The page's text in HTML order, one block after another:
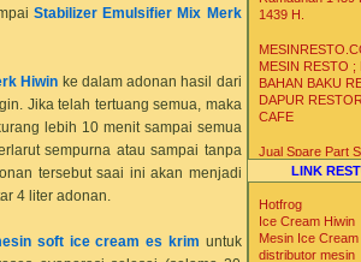
Stabilizer Emulsifier Mix Merk
Hiwin ke dalam adonan hasil dari
Jika telah tertuang semua, maka
lebih 10 menit sampai semua
sempurna atau sampai tanpa
tersebut saai ini akan menjadi
4 liter adonan.
soft ice cream es krim untuk
1439 H.
MESIN RESTO ;
BAHAN BAKU
DAPUR
CAFE
Jual Spare Part
Mesin Soft Hard
Krim
Distributor Agen
Gelas Kertas
Es Krim Gelato
LINK
Hotfrog
Ice Cream Hiwin
Mesin Ice Cream
distributor mesin